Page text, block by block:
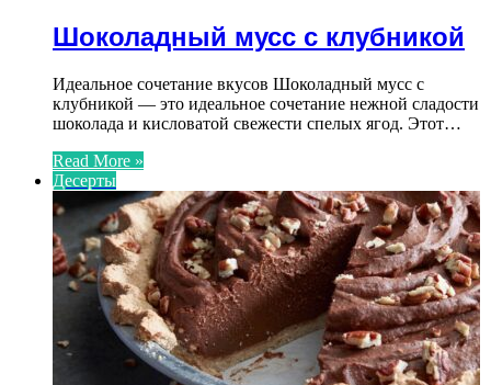
Шоколадный мусс с клубникой
Идеальное сочетание вкусов Шоколадный мусс с
клубникой — это идеальное сочетание нежной сладости
шоколада и кисловатой свежести спелых ягод. Этот…
Read More »
Десерты